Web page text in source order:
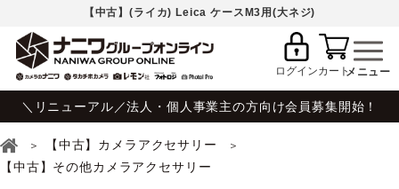
【中古】(ライカ) Leica ケースM3用(大ネジ)
ログインカート
＼リニューアル／法人・個人事業主の方向け会員募集開始！
【中古】カメラアクセサリー
【中古】その他カメラアクセサリー